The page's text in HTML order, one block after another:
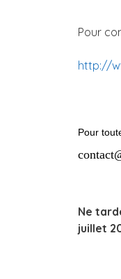
Pour
http://
Pour
Ne
juillet